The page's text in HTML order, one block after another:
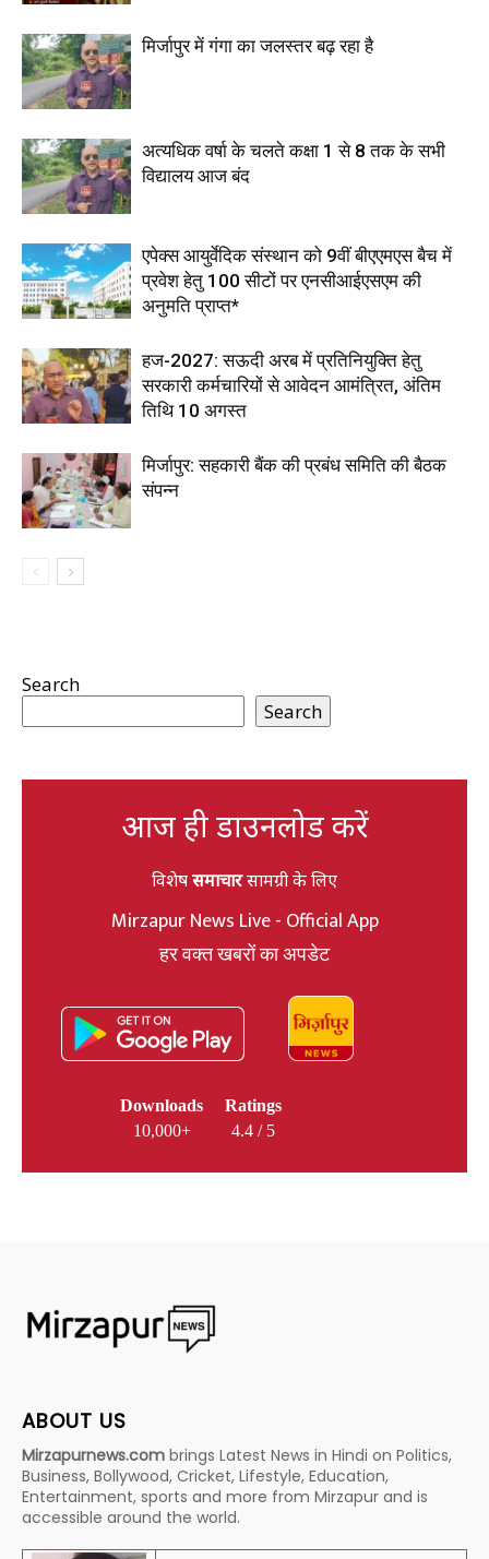
मिर्जापुर में गंगा का जलस्तर बढ़ रहा है
अत्यधिक वर्षा के चलते कक्षा 1 से 8 तक के सभी
विद्यालय आज बंद
एपेक्स आयुर्वेदिक संस्थान को 9वीं बीएएमएस बैच में
प्रवेश हेतु 100 सीटों पर एनसीआईएसएम की
अनुमति प्राप्त*
हज-2027: सऊदी अरब में प्रतिनियुक्ति हेतु
सरकारी कर्मचारियों से आवेदन आमंत्रित, अंतिम
तिथि 10 अगस्त
मिर्जापुर: सहकारी बैंक की प्रबंध समिति की बैठक
संपन्न
Search
Search
आज ही डाउनलोड करें
विशेषसमाचारसामग्री के लिए
Mirzapur News Live - Official App
हर वक्त खबरों का अपडेट
Downloads
10,000+
Ratings
4.4 / 5
ABOUT US
Mirzapurnews.com brings Latest News in Hindi on Politics,
Business, Bollywood, Cricket, Lifestyle, Education,
Entertainment, sports and more from Mirzapur and is
accessible around the world.